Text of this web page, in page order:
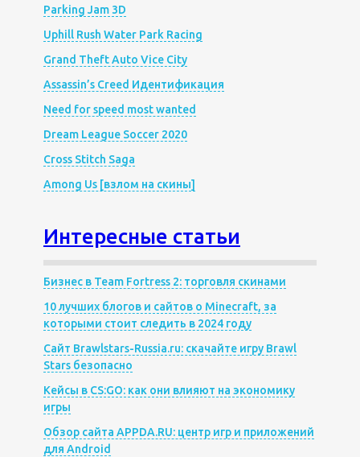
Parking Jam 3D
Uphill Rush Water Park Racing
Grand Theft Auto Vice City
Assassin’s Creed Идентификация
Need for speed most wanted
Dream League Soccer 2020
Cross Stitch Saga
Among Us [взлом на скины]
Интересные статьи
Бизнес в Team Fortress 2: торговля скинами
10 лучших блогов и сайтов о Minecraft, за
которыми стоит следить в 2024 году
Сайт Brawlstars-Russia.ru: скачайте игру Brawl
Stars безопасно
Кейсы в CS:GO: как они влияют на экономику
игры
Обзор сайта APPDA.RU: центр игр и приложений
для Android